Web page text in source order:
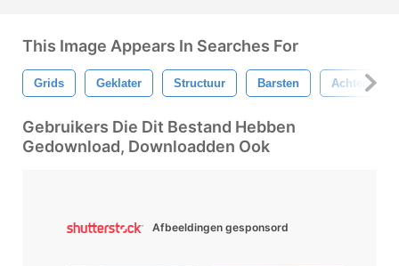
This Image Appears In Searches For
Grids Geklater Structuur Barsten
Gebruikers Die Dit Bestand Hebben
Gedownload, Downloadden Ook
Afbeeldingen gesponsord